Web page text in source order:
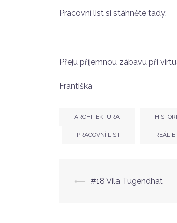
Pracovní list si stáhněte tady:
Přeju příjemnou zábavu při
Františka
ARCHITEKTURA
PRACOVNÍ LIST REÁLIE
Post
⟵ #18 Vila Tugendhat